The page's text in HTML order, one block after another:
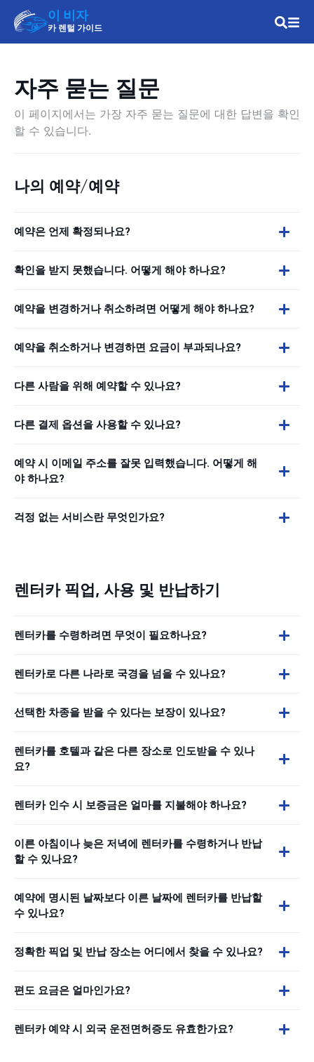
이 비자
카 렌털 가이드
자주 묻는 질문
이 페이지에서는 가장 자주 묻는 질문에 대한 답변을 확인
할 수 있습니다.
나의 예약/예약
예약은 언제 확정되나요?
확인을 받지 못했습니다. 어떻게 해야 하나요?
예약을 변경하거나 취소하려면 어떻게 해야 하나요?
예약을 취소하거나 변경하면 요금이 부과되나요?
다른 사람을 위해 예약할 수 있나요?
다른 결제 옵션을 사용할 수 있나요?
예약 시 이메일 주소를 잘못 입력했습니다. 어떻게 해
야 하나요?
걱정 없는 서비스란 무엇인가요?
렌터카 픽업, 사용 및 반납하기
렌터카를 수령하려면 무엇이 필요하나요?
렌터카로 다른 나라로 국경을 넘을 수 있나요?
선택한 차종을 받을 수 있다는 보장이 있나요?
렌터카를 호텔과 같은 다른 장소로 인도받을 수 있나
요?
렌터카 인수 시 보증금은 얼마를 지불해야 하나요?
이른 아침이나 늦은 저녁에 렌터카를 수령하거나 반납
할 수 있나요?
예약에 명시된 날짜보다 이른 날짜에 렌터카를 반납할
수 있나요?
정확한 픽업 및 반납 장소는 어디에서 찾을 수 있나요?
편도 요금은 얼마인가요?
렌터카 예약 시 외국 운전면허증도 유효한가요?